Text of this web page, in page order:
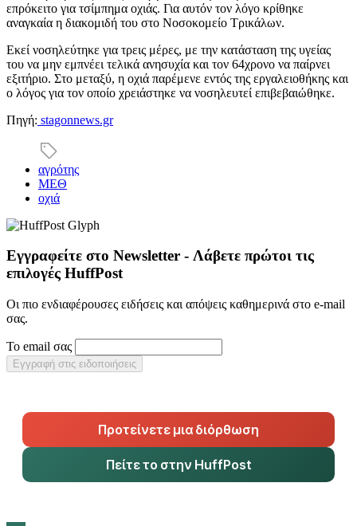
επρόκειτο για τσίμπημα οχιάς. Για αυτόν τον λόγο κρίθηκε
αναγκαία η διακομιδή του στο Νοσοκομείο Τρικάλων.
Εκεί νοσηλεύτηκε για τρεις μέρες, με την κατάσταση της υγείας
του να μην εμπνέει τελικά ανησυχία και τον 64χρονο να παίρνει
εξιτήριο. Στο μεταξύ, η οχιά παρέμενε εντός της εργαλειοθήκης και
ο λόγος για τον οποίο χρειάστηκε να νοσηλευτεί επιβεβαιώθηκε.
Πηγή: stagonnews.gr
αγρότης
ΜΕΘ
οχιά
Εγγραφείτε στο Newsletter - Λάβετε πρώτοι τις
επιλογές HuffPost
Οι πιο ενδιαφέρουσες ειδήσεις και απόψεις καθημερινά στο e-mail
σας.
Το email σας
Εγγραφή στις ειδοποιήσεις
Προτείνετε μια διόρθωση
Πείτε το στην HuffPost